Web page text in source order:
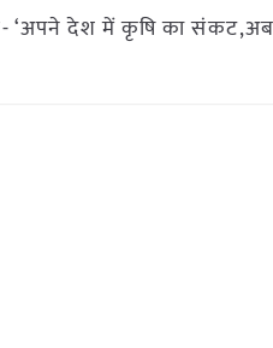
‘अपने देश में कृषि का